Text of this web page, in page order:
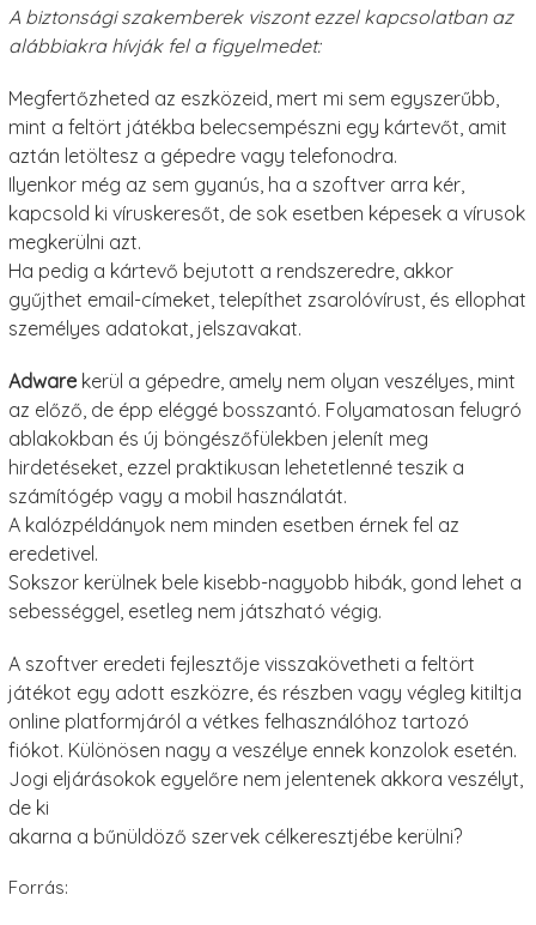
A biztonsági szakemberek viszont ezzel kapcsolatban az
alábbiakra hívják fel a figyelmedet:
Megfertőzheted az eszközeid, mert mi sem egyszerűbb,
mint a feltört játékba belecsempészni egy kártevőt, amit
aztán letöltesz a gépedre vagy telefonodra.
Ilyenkor még az sem gyanús, ha a szoftver arra kér,
kapcsold ki víruskeresőt, de sok esetben képesek a vírusok
megkerülni azt.
Ha pedig a kártevő bejutott a rendszeredre, akkor
gyűjthet email-címeket, telepíthet zsarolóvírust, és ellophat
személyes adatokat, jelszavakat.
Adwarekerül a gépedre, amely nem olyan veszélyes, mint
az előző, de épp eléggé bosszantó. Folyamatosan felugró
ablakokban és új böngészőfülekben jelenít meg
hirdetéseket, ezzel praktikusan lehetetlenné teszik a
számítógép vagy a mobil használatát.
A kalózpéldányok nem minden esetben érnek fel az
eredetivel.
Sokszor kerülnek bele kisebb-nagyobb hibák, gond lehet a
sebességgel, esetleg nem játszható végig.
A szoftver eredeti fejlesztője visszakövetheti a feltört
játékot egy adott eszközre, és részben vagy végleg kitiltja
online platformjáról a vétkes felhasználóhoz tartozó
fiókot. Különösen nagy a veszélye ennek konzolok esetén.
Jogi eljárásokok egyelőre nem jelentenek akkora veszélyt,
de ki
akarna a bűnüldöző szervek célkeresztjébe kerülni?
Forrás: